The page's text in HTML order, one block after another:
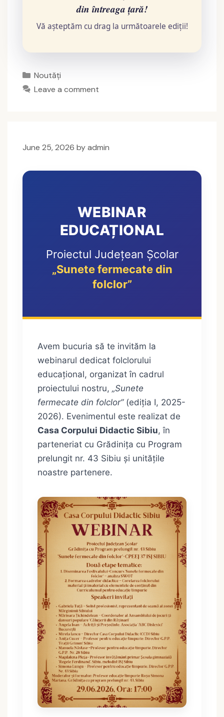
din întreaga țară!
Vă așteptăm cu drag la următoarele ediții!
Categories
Noutăți
Leave a comment
June 25, 2026 byadmin
WEBINAR
EDUCAȚIONAL
Proiectul Județean Școlar
„Sunete fermecate din
folclor”
Avem bucuria să te invităm la
webinarul dedicat folclorului
educațional, organizat în cadrul
proiectului nostru, „Sunete
fermecate din folclor”(ediția I, 2025-
2026). Evenimentul este realizat de
Casa Corpului Didactic Sibiu, în
parteneriat cu Grădinița cu Program
prelungit nr. 43 Sibiu și unitățile
noastre partenere.